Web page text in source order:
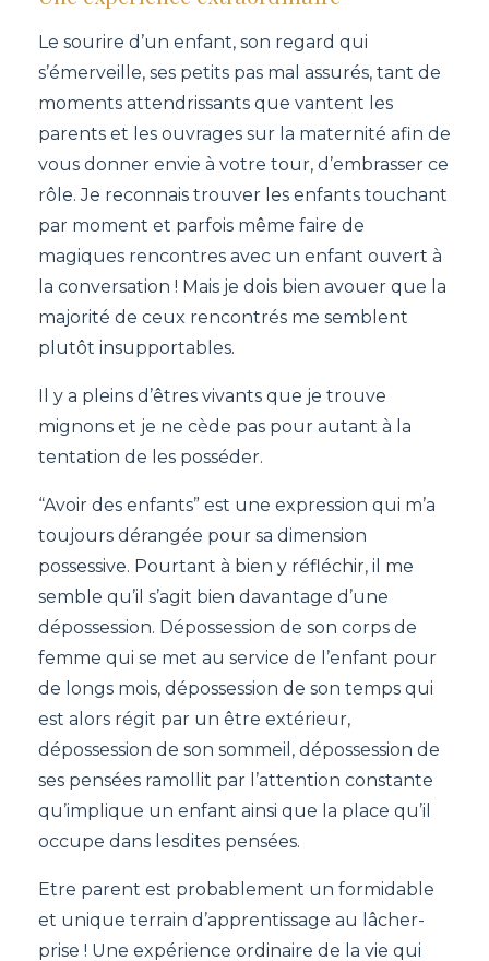
Le sourire d’un enfant, son regard qui
s’émerveille, ses petits pas mal assurés, tant de
moments attendrissants que vantent les
parents et les ouvrages sur la maternité afin de
vous donner envie à votre tour, d’embrasser ce
rôle. Je reconnais trouver les enfants touchant
par moment et parfois même faire de
magiques rencontres avec un enfant ouvert à
la conversation ! Mais je dois bien avouer que la
majorité de ceux rencontrés me semblent
plutôt insupportables.
Il y a pleins d’êtres vivants que je trouve
mignons et je ne cède pas pour autant à la
tentation de les posséder.
“Avoir des enfants” est une expression qui m’a
toujours dérangée pour sa dimension
possessive. Pourtant à bien y réfléchir, il me
semble qu’il s’agit bien davantage d’une
dépossession. Dépossession de son corps de
femme qui se met au service de l’enfant pour
de longs mois, dépossession de son temps qui
est alors régit par un être extérieur,
dépossession de son sommeil, dépossession de
ses pensées ramollit par l’attention constante
qu’implique un enfant ainsi que la place qu’il
occupe dans lesdites pensées.
Etre parent est probablement un formidable
et unique terrain d’apprentissage au lâcher-
prise ! Une expérience ordinaire de la vie qui